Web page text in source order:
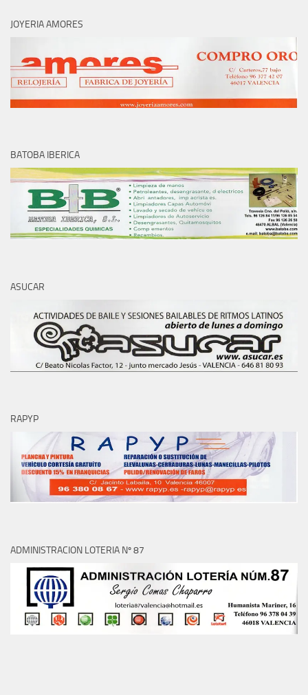
JOYERIA AMORES
BATOBA IBERICA
ASUCAR
RAPYP
ADMINISTRACION LOTERIA Nº 87